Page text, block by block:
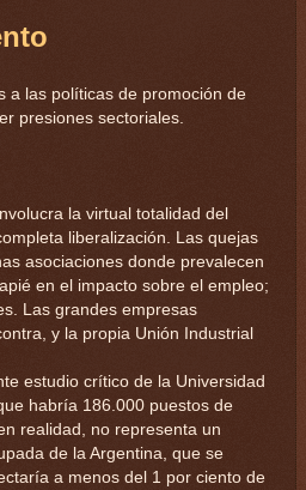
a las políticas de promoción de
presiones sectoriales.
la virtual totalidad del
liberalización. Las quejas
asociaciones donde prevalecen
en el impacto sobre el empleo;
Las grandes empresas
y la propia Unión Industrial
estudio crítico de la Universidad
habría 186.000 puestos de
realidad, no representa un
de la Argentina, que se
a menos del 1 por ciento de